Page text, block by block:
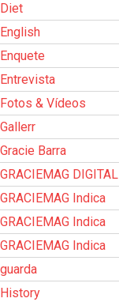
Diet
English
Enquete
Entrevista
Fotos & Vídeos
Gallerr
Gracie Barra
GRACIEMAG DIGITAL
GRACIEMAG Indica
GRACIEMAG Indica
GRACIEMAG Indica
guarda
History